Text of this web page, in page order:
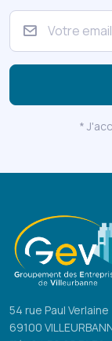
*
54 rue Paul Verlaine
69100